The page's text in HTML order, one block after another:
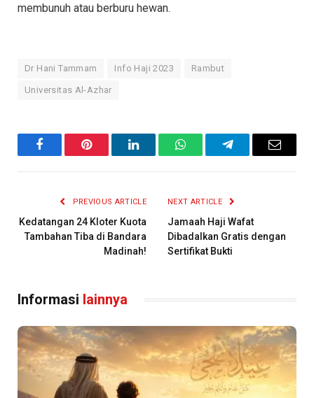
membunuh atau berburu hewan.
Dr Hani Tammam Info Haji 2023 Rambut
Universitas Al-Azhar
FacebookPinterest LinkedInWhatsAppTelegramEmail
PREVIOUS ARTICLE
Kedatangan 24 Kloter Kuota
Tambahan Tiba di Bandara
Madinah!
NEXT ARTICLE
Jamaah Haji Wafat
Dibadalkan Gratis dengan
Sertifikat Bukti
Informasi lainnya